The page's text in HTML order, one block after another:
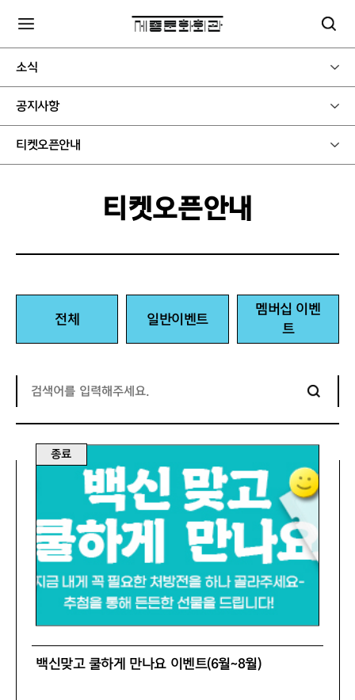
소식
공지사항
티켓오픈안내
티켓오픈안내
전체 일반이벤트
멤버십 이벤
트
종료
백신맞고 쿨하게 만나요 이벤트(6월~8월)